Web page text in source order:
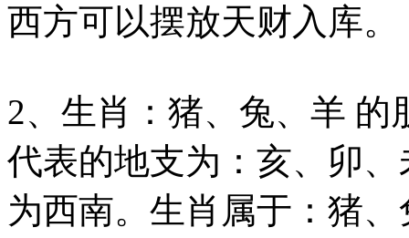
西方可以摆放天财入库。
2、生肖：猪、兔、羊 的
代表的地支为：亥、卯
为西南。生肖属于：猪